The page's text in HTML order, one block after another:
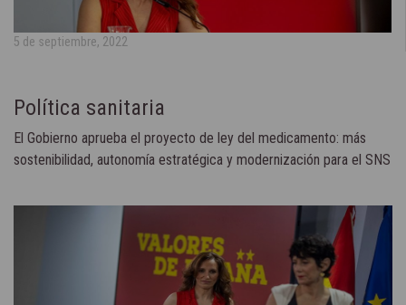
5 de septiembre, 2022
Política sanitaria
El Gobierno aprueba el proyecto de ley del medicamento: más
sostenibilidad, autonomía estratégica y modernización para el SNS